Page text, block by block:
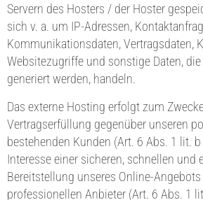
Servern des Hosters / der Hoster
sich v. a. um IP-Adressen,
Kommunikationsdaten, Vertragsdaten,
Websitezugriffe und sonstige Daten,
generiert werden, handeln.
Das externe Hosting erfolgt zum
Vertragserfüllung gegenüber unseren
bestehenden Kunden (Art. 6 Abs. 1 lit.
Interesse einer sicheren, schnellen und
Bereitstellung unseres Online-
professionellen Anbieter (Art. 6 Abs. 1